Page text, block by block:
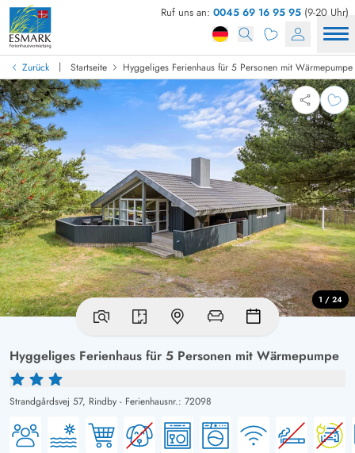
Ruf uns an: 0045 69 16 95 95 (9-20 Uhr)
Zurück | Startseite Hyggeliges Ferienhaus für 5 Personen mit Wärmepumpe
Hyggeliges Ferienhaus für 5 Personen mit Wärmepumpe
Strandgårdsvej 57, Rindby - Ferienhausnr.: 72098
1 / 24